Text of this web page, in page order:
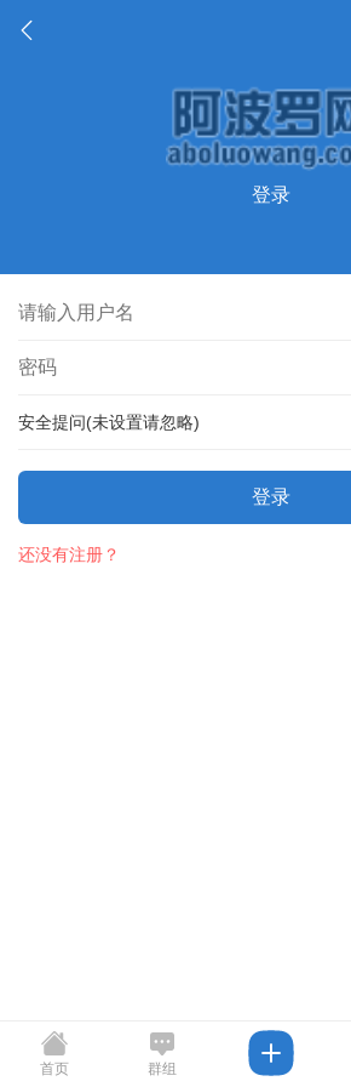
登录
安全提问(未设置请忽略)
登录
还没有注册？
首页 群组